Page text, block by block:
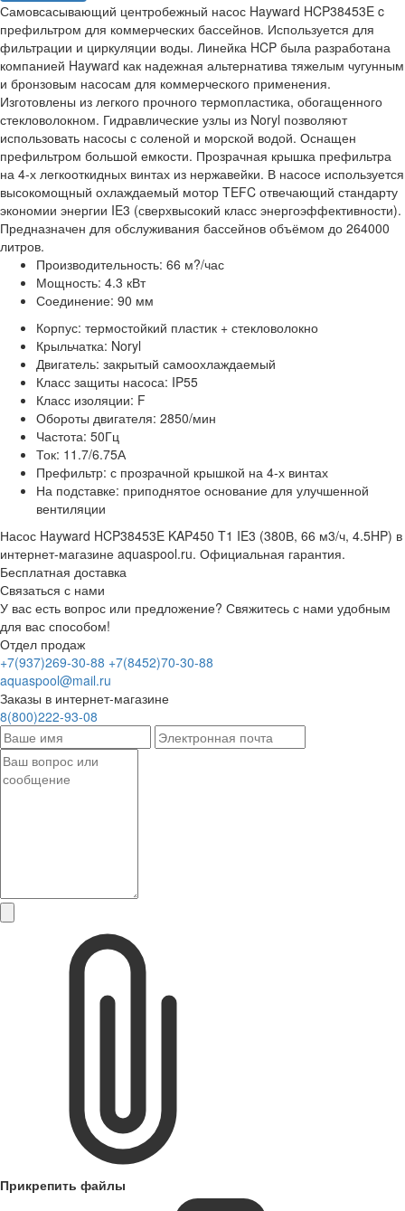
Самовсасывающий центробежный насос Hayward HCP38453E c
префильтром для коммерческих бассейнов. Используется для
фильтрации и циркуляции воды. Линейка HCP была разработана
компанией Hayward как надежная альтернатива тяжелым чугунным
и бронзовым насосам для коммерческого применения.
Изготовлены из легкого прочного термопластика, обогащенного
стекловолокном. Гидравлические узлы из Noryl позволяют
использовать насосы с соленой и морской водой. Оснащен
префильтром большой емкости. Прозрачная крышка префильтра
на 4-х легкооткидных винтах из нержавейки. В насосе используется
высокомощный охлаждаемый мотор TEFC отвечающий стандарту
экономии энергии IE3 (сверхвысокий класс энергоэффективности).
Предназначен для обслуживания бассейнов объёмом до 264000
литров.
Производительность: 66 м?/час
Мощность: 4.3 кВт
Соединение: 90 мм
Корпус: термостойкий пластик + стекловолокно
Крыльчатка: Noryl
Двигатель: закрытый самоохлаждаемый
Класс защиты насоса: IP55
Класс изоляции: F
Обороты двигателя: 2850/мин
Частота: 50Гц
Ток: 11.7/6.75А
Префильтр: с прозрачной крышкой на 4-х винтах
На подставке: приподнятое основание для улучшенной
вентиляции
Насос Hayward HCP38453E KAP450 T1 IE3 (380В, 66 м3/ч, 4.5HP) в
интернет-магазине aquaspool.ru. Официальная гарантия.
Бесплатная доставка
Связаться с нами
У вас есть вопрос или предложение? Свяжитесь с нами удобным
для вас способом!
Отдел продаж
+7(937)269-30-88 +7(8452)70-30-88
aquaspool@mail.ru
Заказы в интернет-магазине
8(800)222-93-08
Прикрепить файлы